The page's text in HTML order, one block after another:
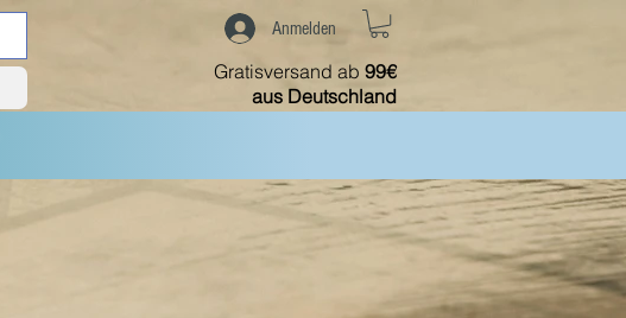
Anmelden
Gratisversand ab 99€
aus Deutschland